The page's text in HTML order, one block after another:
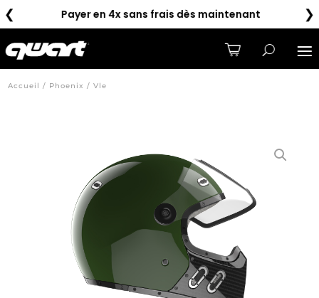
❮ Payer en 4x sans frais dès maintenant ❯
Accueil / Phoenix / Vle